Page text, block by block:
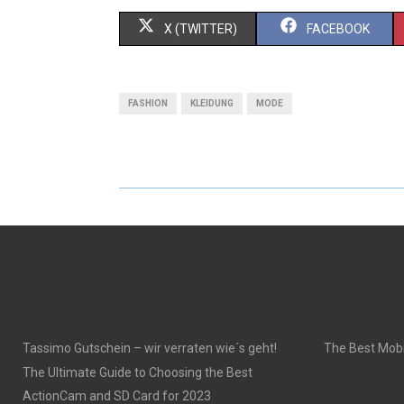
S
O
N
X (TWITTER) S
O
N
FACEBOOK
FASHION KLEIDUNG MODE
Tassimo Gutschein – wir verraten wie´s geht!
The Ultimate Guide to Choosing the Best
ActionCam and SD Card for 2023
The Best